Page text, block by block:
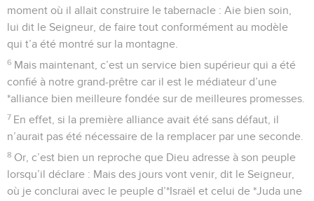
moment où il allait construire le tabernacle : Aie bien soin,
lui dit le Seigneur, de faire tout conformément au modèle
qui t’a été montré sur la montagne.
6 Mais maintenant, c’est un service bien supérieur qui a été
confié à notre grand-prêtre car il est le médiateur d’une
*alliance bien meilleure fondée sur de meilleures promesses.
7 En effet, si la première alliance avait été sans défaut, il
n’aurait pas été nécessaire de la remplacer par une seconde.
8 Or, c’est bien un reproche que Dieu adresse à son peuple
lorsqu’il déclare : Mais des jours vont venir, dit le Seigneur,
où je conclurai avec le peuple d’*Israël et celui de *Juda une